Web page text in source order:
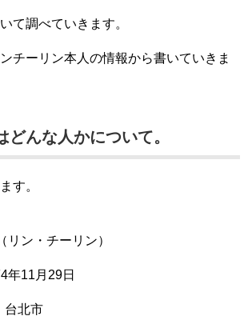
て調べていきます。
チーリン本人の情報から書いていきま
どんな人かについて。
す。
リン・チーリン）
年11月29日
台北市